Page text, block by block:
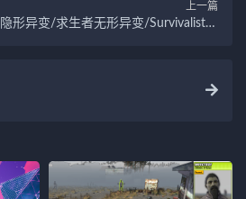
上一篇
形异变/求生者无形异变/Survivalist：